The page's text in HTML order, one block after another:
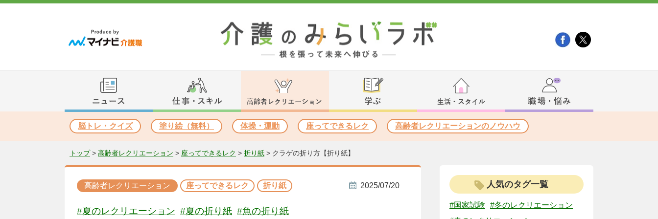
脳トレ・クイズ 塗り絵（無料） 体操・運動 座ってできるレク 高齢者レクリエーションのノウハウ
トップ> 高齢者レクリエーション > 座ってできるレク > 折り紙 > クラゲの折り方【折り紙】
高齢者レクリエーション 座ってできるレク 折り紙 2025/07/20
#夏のレクリエーション #夏の折り紙 #魚の折り紙
人気のタグ一覧
#国家試験
#冬のレクリエーション